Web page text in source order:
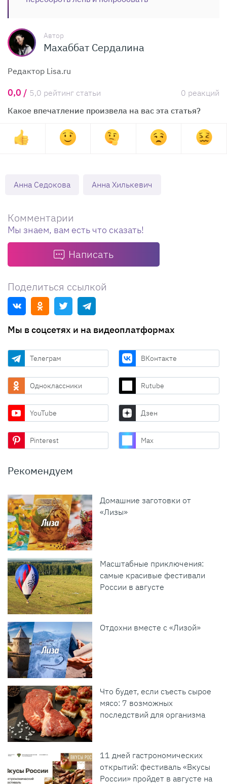
Автор
Махаббат Сердалина
Редактор Lisa.ru
0,0 / 5,0 рейтинг статьи
0 реакций
Какое впечатление произвела на вас эта статья?
Анна Седокова Анна Хилькевич
Комментарии
Мы знаем, вам есть что сказать!
Написать
Поделиться ссылкой
Мы в соцсетях и на видеоплатформах
Телеграм ВКонтакте
Одноклассники Rutube
YouTube Дзен
Pinterest Max
Рекомендуем
Домашние заготовки от
«Лизы»
Масштабные приключения:
самые красивые фестивали
России в августе
Отдохни вместе с «Лизой»
Что будет, если съесть сырое
мясо: 7 возможных
последствий для организма
11 дней гастрономических
открытий: фестиваль «Вкусы
России» пройдет в августе на